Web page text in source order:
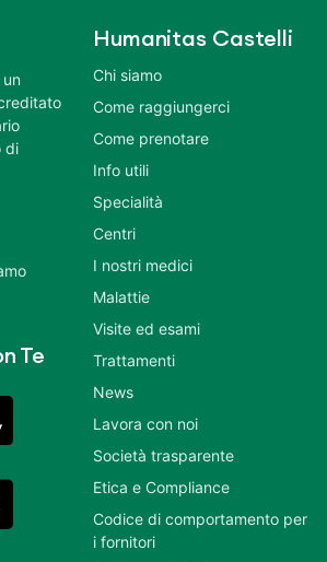
un
di
Te
Humanitas Castelli
Chi siamo
Come raggiungerci
Come prenotare
Info utili
Specialità
Centri
I nostri medici
Malattie
Visite ed esami
Trattamenti
News
Lavora con noi
Società trasparente
Etica e Compliance
Codice di comportamento per
i fornitori